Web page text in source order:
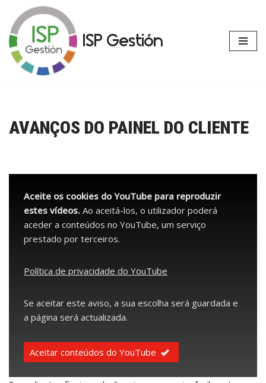
Avançar
para
o
conteúdo
ISP Gestión
AVANÇOS DO PAINEL DO CLIENTE
Aceite os cookies do YouTube para reproduzir
estes vídeos. Ao aceitá-los, o utilizador poderá
aceder a conteúdos no YouTube, um serviço
prestado por terceiros.
Política de privacidade do YouTube
Se aceitar este aviso, a sua escolha será guardada e
a página será actualizada.
Aceitar conteúdos do YouTube